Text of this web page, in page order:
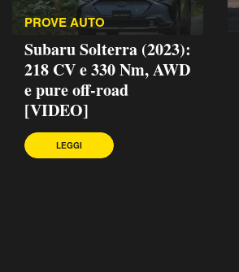
PROVE AUTO
Subaru Solterra (2023):
218 CV e 330 Nm, AWD
e pure off-road
[VIDEO]
LEGGI